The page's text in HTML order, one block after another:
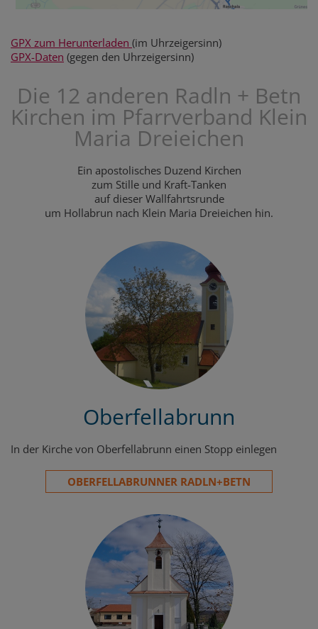
GPX zum Herunterladen (im Uhrzeigersinn)
GPX-Daten (gegen den Uhrzeigersinn)
Die 12 anderen Radln + Betn
Kirchen im Pfarrverband Klein
Maria Dreieichen
Ein apostolisches Duzend Kirchen
zum Stille und Kraft-Tanken
auf dieser Wallfahrtsrunde
um Hollabrun nach Klein Maria Dreieichen hin.
Oberfellabrunn
In der Kirche von Oberfellabrunn einen Stopp einlegen
OBERFELLABRUNNER RADLN+BETN